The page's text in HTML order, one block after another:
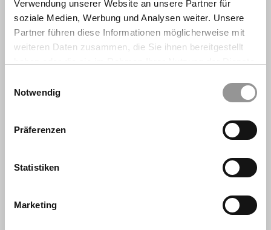
Verwendung unserer Website an unsere Partner für
soziale Medien, Werbung und Analysen weiter. Unsere
Partner führen diese Informationen möglicherweise mit
weiteren Daten zusammen, die Sie ihnen bereitgestellt
Notwendig
Präferenzen
Statistiken
Marketing